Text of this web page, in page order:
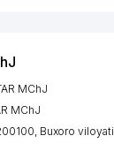
MChJ
MChJ
Buxoro viloyati